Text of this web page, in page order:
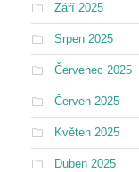
Září 2025
Srpen 2025
Červenec 2025
Červen 2025
Květen 2025
Duben 2025